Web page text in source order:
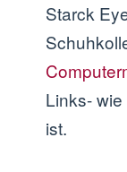
Starck
Links-
ist.